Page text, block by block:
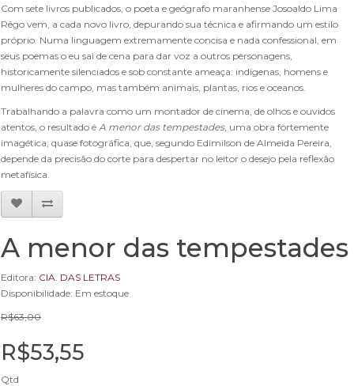
Com sete livros publicados, o poeta e geógrafo maranhense Josoaldo Lima
Rêgo vem, a cada novo livro, depurando sua técnica e afirmando um estilo
próprio. Numa linguagem extremamente concisa e nada confessional, em
seus poemas o eu sai de cena para dar voz a outros personagens,
historicamente silenciados e sob constante ameaça: indígenas, homens e
mulheres do campo, mas também animais, plantas, rios e oceanos.
Trabalhando a palavra como um montador de cinema, de olhos e ouvidos
atentos, o resultado é A menor das tempestades, uma obra fortemente
imagética, quase fotográfica, que, segundo Edimilson de Almeida Pereira,
depende da precisão do corte para despertar no leitor o desejo pela reflexão
metafísica.
A menor das tempestades
Editora: CIA. DAS LETRAS
Disponibilidade: Em estoque
R$63,00
R$53,55
Qtd